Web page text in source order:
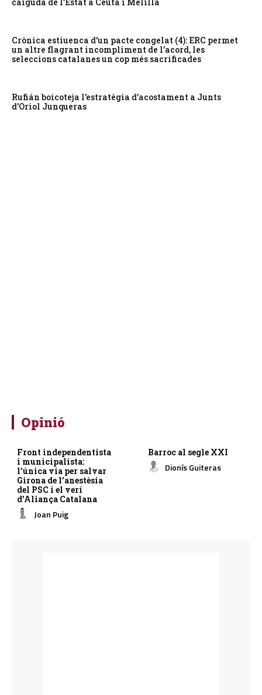
Crònica estiuenca d’un pacte congelat (4): ERC permet
un altre flagrant incompliment de l’acord, les
seleccions catalanes un cop més sacrificades
Rufián boicoteja l’estratègia d’acostament a Junts
d’Oriol Junqueras
Opinió
Front independentista
i municipalista:
l’única via per salvar
Girona de l’anestèsia
del PSC i el verí
d’Aliança Catalana
Joan Puig
Barroc al segle XXI
Dionís Guiteras